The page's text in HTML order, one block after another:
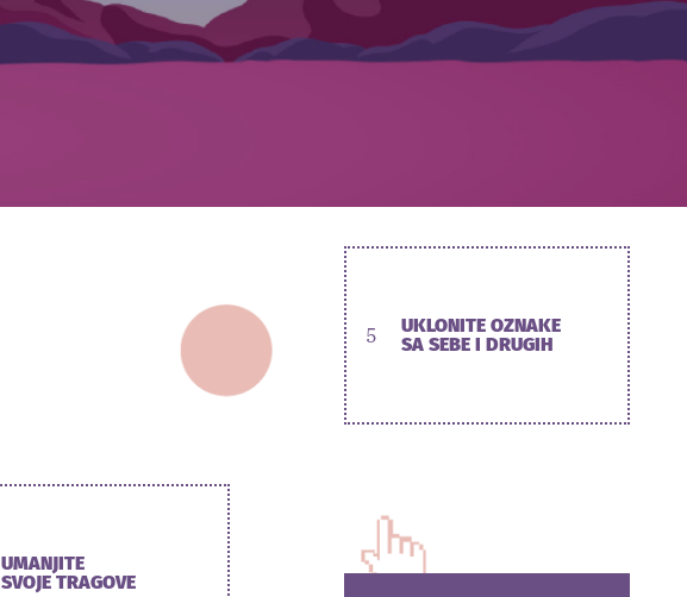
5
UKLONITE OZNAKE
SA SEBE I DRUGIH
UMANJITE
SVOJE TRAGOVE